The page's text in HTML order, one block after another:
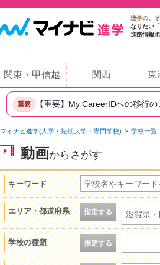
進学の、
なりたい
進路情報
関東・甲信越 関西 東
重要 【重要】My CareerIDへの移行
マイナビ進学(大学・短期大学・専門学校) 学校一覧
動画からさがす
キーワード
エリア・都道府県 指定する 滋賀県
学校の種類 指定する